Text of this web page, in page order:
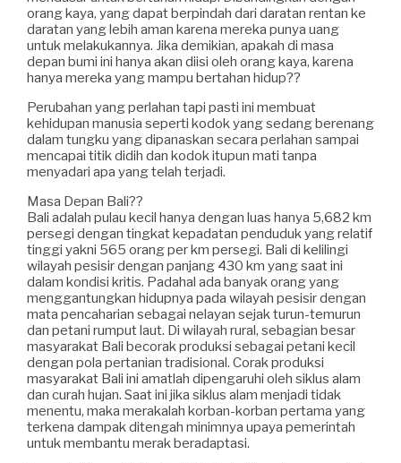
orang kaya, yang dapat berpindah dari daratan rentan ke
daratan yang lebih aman karena mereka punya uang
untuk melakukannya. Jika demikian, apakah di masa
depan bumi ini hanya akan diisi oleh orang kaya, karena
hanya mereka yang mampu bertahan hidup??
Perubahan yang perlahan tapi pasti ini membuat
kehidupan manusia seperti kodok yang sedang berenang
dalam tungku yang dipanaskan secara perlahan sampai
mencapai titik didih dan kodok itupun mati tanpa
menyadari apa yang telah terjadi.
Masa Depan Bali??
Bali adalah pulau kecil hanya dengan luas hanya 5,682 km
persegi dengan tingkat kepadatan penduduk yang relatif
tinggi yakni 565 orang per km persegi. Bali di kelilingi
wilayah pesisir dengan panjang 430 km yang saat ini
dalam kondisi kritis. Padahal ada banyak orang yang
menggantungkan hidupnya pada wilayah pesisir dengan
mata pencaharian sebagai nelayan sejak turun-temurun
dan petani rumput laut. Di wilayah rural, sebagian besar
masyarakat Bali becorak produksi sebagai petani kecil
dengan pola pertanian tradisional. Corak produksi
masyarakat Bali ini amatlah dipengaruhi oleh siklus alam
dan curah hujan. Saat ini jika siklus alam menjadi tidak
menentu, maka merakalah korban-korban pertama yang
terkena dampak ditengah minimnya upaya pemerintah
untuk membantu merak beradaptasi.